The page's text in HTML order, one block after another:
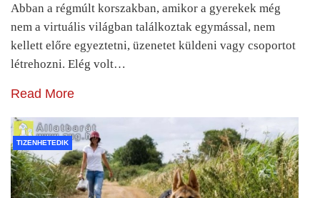
Abban a régmúlt korszakban, amikor a gyerekek még
nem a virtuális világban találkoztak egymással, nem
kellett előre egyeztetni, üzenetet küldeni vagy csoportot
létrehozni. Elég volt…
Read More
TIZENHETEDIK